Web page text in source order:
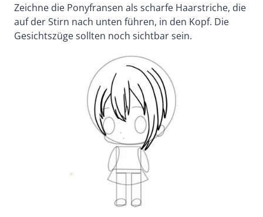
Zeichne die Ponyfransen als scharfe Haarstriche, die
auf der Stirn nach unten führen, in den Kopf. Die
Gesichtszüge sollten noch sichtbar sein.